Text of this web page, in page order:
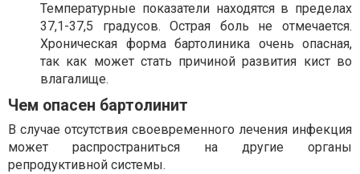
Температурные показатели находятся в пределах
37,1-37,5 градусов. Острая боль не отмечается.
Хроническая форма бартолиника очень опасная,
так как может стать причиной развития кист во
влагалище.
Чем опасен бартолинит
В случае отсутствия своевременного лечения инфекция
может распространиться на другие органы
репродуктивной системы.